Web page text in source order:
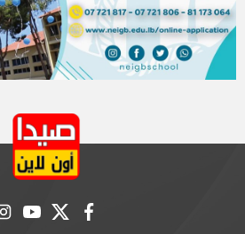
facebook
twitter